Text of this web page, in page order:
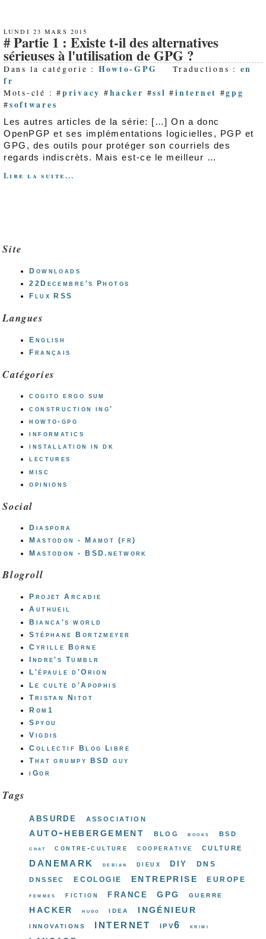
LUNDI 23 MARS 2015
Partie 1 : Existe t-il des alternatives
sérieuses à l'utilisation de GPG ?
Dans la catégorie : Howto-GPG Traductions : en
fr
Mots-clé : #privacy #hacker #ssl #internet #gpg
#softwares
Les autres articles de la série: […] On a donc
OpenPGP et ses implémentations logicielles, PGP et
GPG, des outils pour protéger son courriels des
regards indiscrèts. Mais est-ce le meilleur …
Lire la suite...
Site
Downloads
22Decembre's Photos
Flux RSS
Langues
English
Français
Catégories
cogito ergo sum
construction ing'
howto-gpg
informatics
installation in dk
lectures
misc
opinions
Social
Diaspora
Mastodon - Mamot (fr)
Mastodon - BSD.network
Blogroll
Projet Arcadie
Authueil
Bianca's world
Stéphane Bortzmeyer
Cyrille Borne
Indre's Tumblr
L'épaule d'Orion
Le culte d'Apophis
Tristan Nitot
Rom1
Spyou
Vigdis
Collectif Blog Libre
That grumpy BSD guy
iGor
Tags
absurde association
auto-hebergement blog books bsd
chat contre-culture cooperative culture
danemark debian dieux diy dns
dnssec ecologie entreprise europe
femmes fiction france gpg guerre
hacker hugo idea ingénieur
innovations internet ipv6 krimi